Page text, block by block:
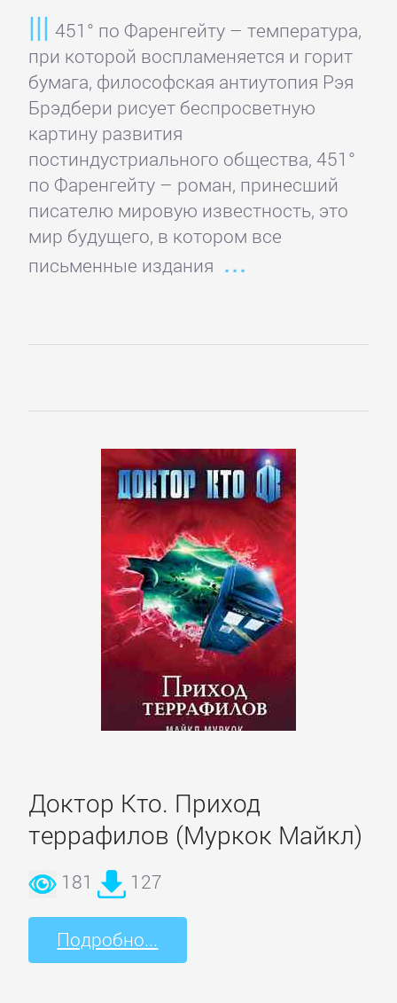
451° по Фаренгейту – температура,
при которой воспламеняется и горит
бумага, философская антиутопия Рэя
Брэдбери рисует беспросветную
картину развития
постиндустриального общества, 451°
по Фаренгейту – роман, принесший
писателю мировую известность, это
мир будущего, в котором все
письменные издания
Доктор Кто. Приход
террафилов (Муркок Майкл)
181 127
Подробно...
животные
Развлечения
Сад
и
Огород
Самосовершенствование
Сделай
Ремесла
Эротика,
ЗАРУБЕЖНОЕ
Зарубежная
Зарубежная
классика
Зарубежная
образовательная
литература